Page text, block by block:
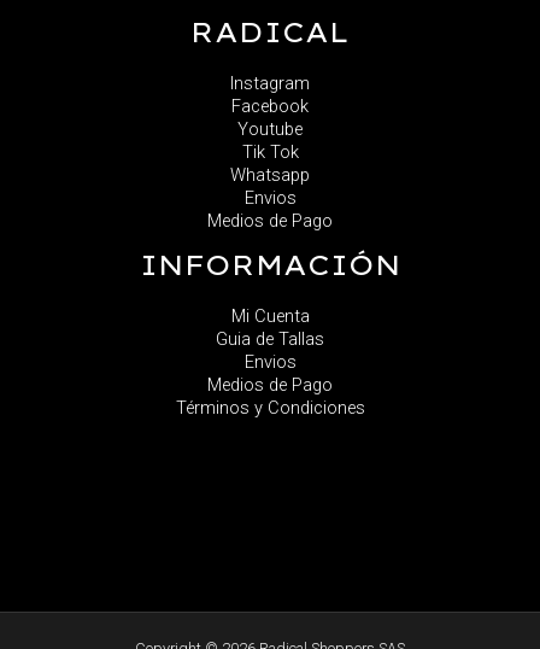
RADICAL
Instagram
Facebook
Youtube
Tik Tok
Whatsapp
Envios
Medios de Pago
INFORMACIÓN
Mi Cuenta
Guia de Tallas
Envios
Medios de Pago
Términos y Condiciones